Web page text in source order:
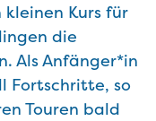
Kurs für
die
Als Anfänger*in
Fortschritte, so
Touren bald